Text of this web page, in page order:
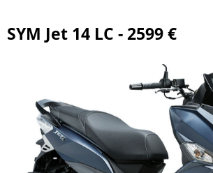
SYM Jet 14 LC - 2599 €